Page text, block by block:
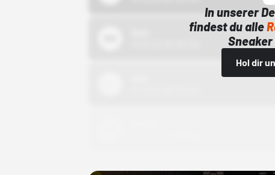
In unserer
findest du alle
Hol dir